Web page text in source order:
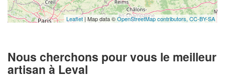
Leaflet| Map data ©OpenStreetMap contributors, CC-BY-SA
Nous cherchons pour vous le meilleur
artisan à Leval